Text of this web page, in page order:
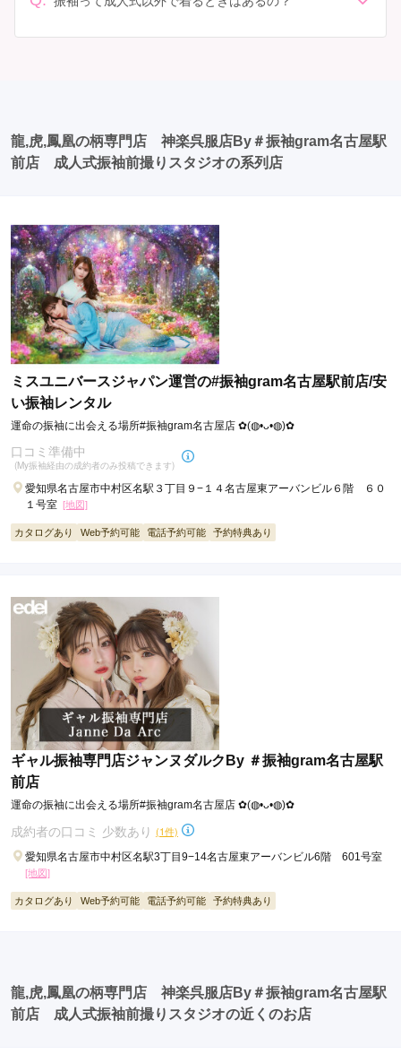
龍,虎,鳳凰の柄専門店 神楽呉服店By＃振袖gram名古屋駅
前店 成人式振袖前撮りスタジオの系列店
ミスユニバースジャパン運営の#振袖gram名古屋駅前店/安
い振袖レンタル
運命の振袖に出会える場所#振袖gram名古屋店 ✿(◍•ᴗ•◍)✿
口コミ準備中
(My振袖経由の成約者のみ投稿できます)
愛知県名古屋市中村区名駅３丁目９−１４名古屋東アーバンビル６階 ６０
１号室 [地図]
カタログあり Web予約可能 電話予約可能 予約特典あり
ギャル振袖専門店ジャンヌダルクBy ＃振袖gram名古屋駅
前店
運命の振袖に出会える場所#振袖gram名古屋店 ✿(◍•ᴗ•◍)✿
成約者の口コミ 少数あり (1件)
愛知県名古屋市中村区名駅3丁目9−14名古屋東アーバンビル6階 601号室
[地図]
カタログあり Web予約可能 電話予約可能 予約特典あり
龍,虎,鳳凰の柄専門店 神楽呉服店By＃振袖gram名古屋駅
前店 成人式振袖前撮りスタジオの近くのお店